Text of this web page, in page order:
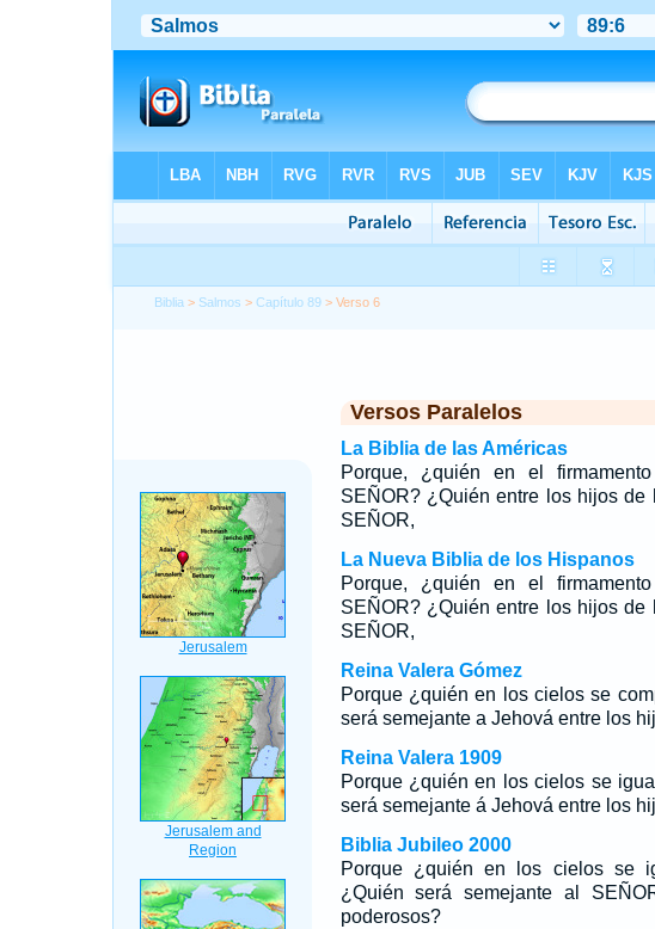
Biblia > Salmos >Capítulo 89 > Verso 6
Versos Paralelos
La Biblia de las Américas
Porque, ¿quién en el
SEÑOR? ¿Quién entre los hijos de
SEÑOR,
La Nueva Biblia de los Hispanos
Porque, ¿quién en el
SEÑOR? ¿Quién entre los hijos de
SEÑOR,
Reina Valera Gómez
Porque ¿quién en los cielos se
será semejante a Jehová entre los
Reina Valera 1909
Porque ¿quién en los cielos se
será semejante á Jehová entre los
Biblia Jubileo 2000
Porque ¿quién en los cielos se
¿ Quién será semejante al
poderosos?